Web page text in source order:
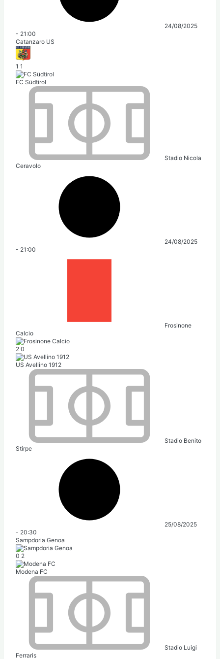
24/08/2025
- 21:00
Catanzaro US
1 1
FC Südtirol
Stadio Nicola
Ceravolo
24/08/2025
- 21:00
Frosinone
Calcio
2 0
US Avellino 1912
Stadio Benito
Stirpe
25/08/2025
- 20:30
Sampdoria Genoa
0 2
Modena FC
Stadio Luigi
Ferraris